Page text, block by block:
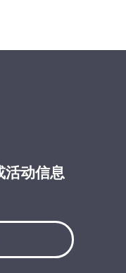
活动信息